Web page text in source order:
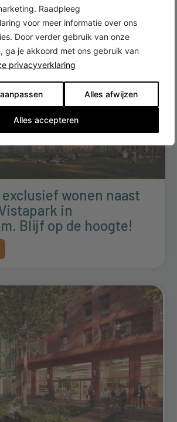
Raadpleeg
voor meer informatie over ons
Door verder gebruik van onze
ga je akkoord met ons gebruik van
privacyverklaring
Alles afwijzen
Alles accepteren
wonen naast
in
Blijf op de hoogte!